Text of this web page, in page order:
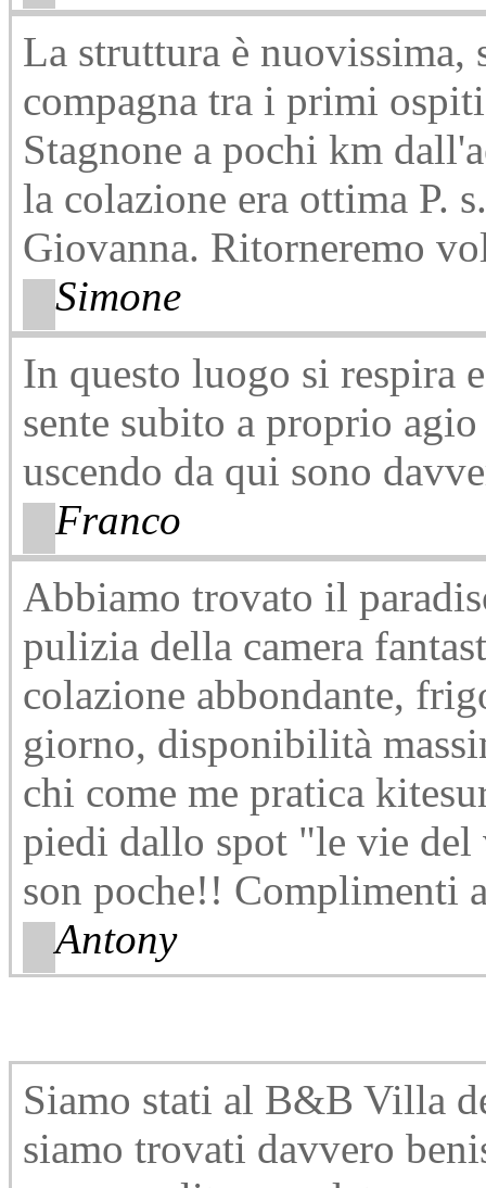
La struttura è nuovissima,
compagna tra i primi
Stagnone a pochi km
la colazione era ottima P.
Giovanna. Ritorneremo
Simone
In questo luogo si respira
sente subito a proprio
uscendo da qui sono
Franco
Abbiamo trovato il
pulizia della camera
colazione abbondante,
giorno, disponibilità
chi come me pratica
piedi dallo spot "le vie del
son poche!! Complimenti
Antony
Siamo stati al B&B Villa
siamo trovati davvero